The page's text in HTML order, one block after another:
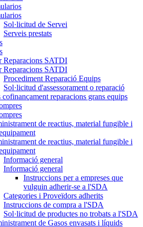
Sol·licitud de Servei
Serveis prestats
Reparacions SATDI
Reparacions SATDI
Procediment Reparació Equips
Sol·licitud d'assessorament o reparació
reparacions grans equips
de reactius, material fungible i
de reactius, material fungible i
Informació general
Informació general
Instruccions per a empreses que
vulguin adherir-se a l'SDA
Categories i Proveïdors adherits
Instruccions de compra a l'SDA
Sol·licitud de productes no trobats a l'SDA
de Gasos envasats i líquids